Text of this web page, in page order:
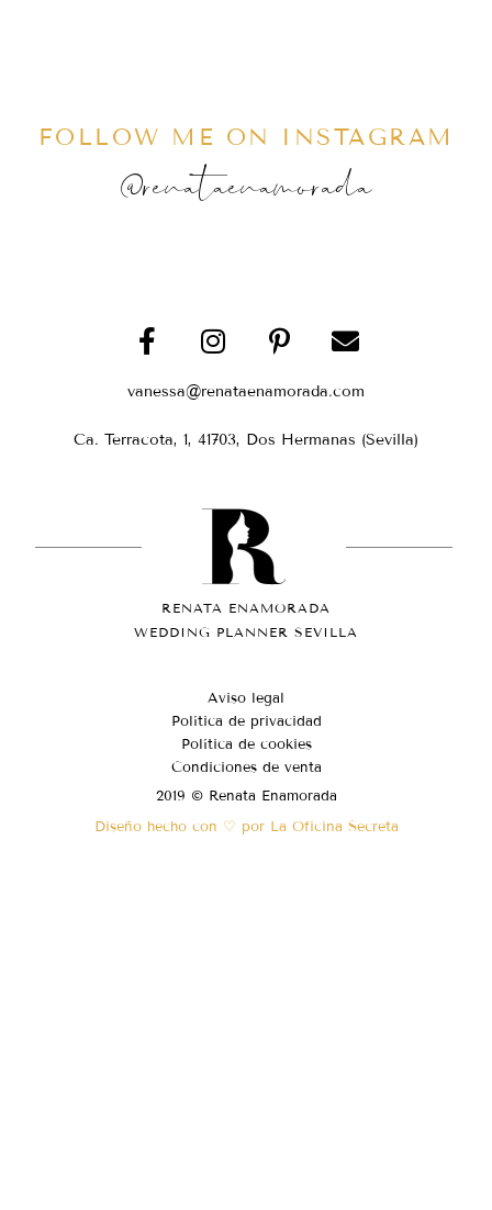
FOLLOW ME ON INSTAGRAM
@renataenamorada
vanessa@renataenamorada.com
Ca. Terracota, 1, 41703, Dos Hermanas (Sevilla)
RENATA ENAMORADA
WEDDING PLANNER SEVILLA
Aviso legal
Política de privacidad
Política de cookies
Condiciones de venta
2019 © Renata Enamorada
Diseño hecho con ♡ por La Oficina Secreta